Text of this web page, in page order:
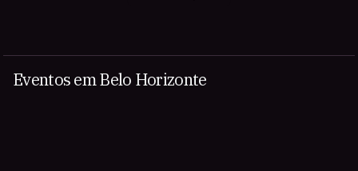
Eventos em Belo Horizonte